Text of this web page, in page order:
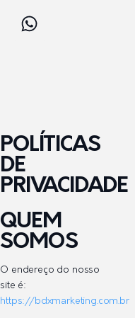
POLÍTICAS
DE
PRIVACIDADE
QUEM
SOMOS
O endereço do nosso
site é:
https://bdxmarketing.com.br